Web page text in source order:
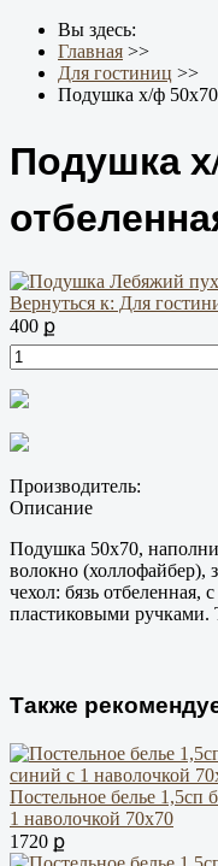
Вы здесь:
Главная >>
Для гостиниц >>
Подушка х/ф 50х70
Подушка
Вернуться к: Для
400 ք
Производитель:
Описание
Подушка 50х70,
волокно (холлофайбер),
чехол: бязь отбеленная,
пластиковыми ручками.
Также
Постельное белье 1,5сп
1 наволочкой 70х70
1720 ք